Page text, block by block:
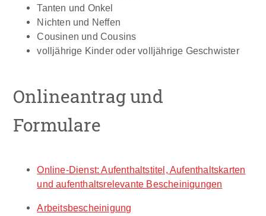
Tanten und Onkel
Nichten und Neffen
Cousinen und Cousins
volljährige Kinder oder volljährige Geschwister
Onlineantrag und
Formulare
Online-Dienst: Aufenthaltstitel, Aufenthaltskarten
und aufenthaltsrelevante Bescheinigungen
Arbeitsbescheinigung